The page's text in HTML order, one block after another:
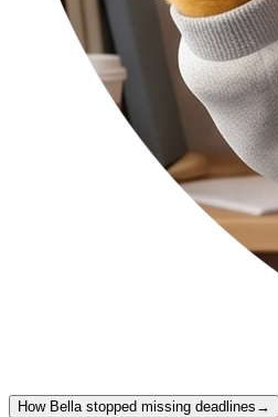
How Bella stopped missing deadlines →